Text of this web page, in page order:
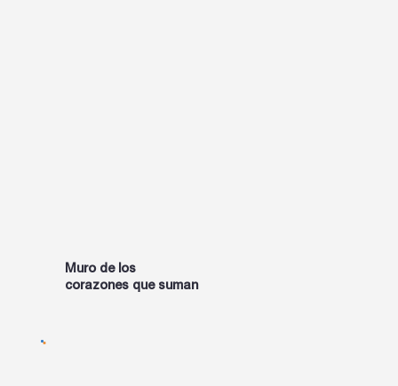
Muro de los
corazones que suman
SÚMATE